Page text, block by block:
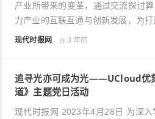
产业所带来的变革，通过交流探讨
力产业的互联互通与创新发展，为打
现代时报网 3 年前
追寻光亦可成为光——UCloud优
道》主题党日活动
现代时报网 2023年4月28日 为深入